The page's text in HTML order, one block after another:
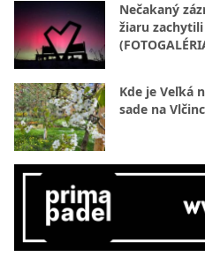
Nečakaný
žiaru
Kde je Veľká
sade na